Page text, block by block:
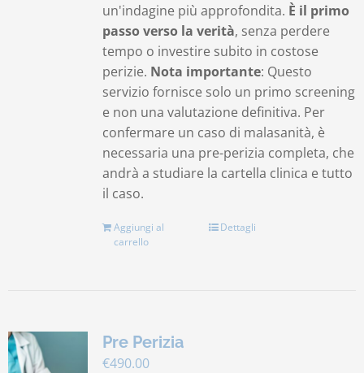
un'indagine più approfondita. È il primo
passo verso la verità, senza perdere
tempo o investire subito in costose
perizie. Nota importante: Questo
servizio fornisce solo un primo screening
e non una valutazione definitiva. Per
confermare un caso di malasanità, è
necessaria una pre-perizia completa, che
andrà a studiare la cartella clinica e tutto
il caso.
Aggiungi al
carrello
Dettagli
Pre Perizia
€490.00